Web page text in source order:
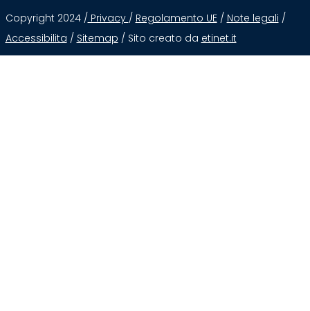
Copyright 2024 /Privacy / Regolamento UE/ Note legali /
Accessibilita / Sitemap / Sito creato da etinet.it